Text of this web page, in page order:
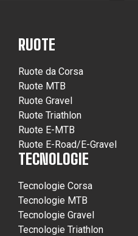
RUOTE
Ruote da Corsa
Ruote MTB
Ruote Gravel
Ruote Triathlon
Ruote E-MTB
Ruote E-Road/E-Gravel
TECNOLOGIE
Tecnologie Corsa
Tecnologie MTB
Tecnologie Gravel
Tecnologie Triathlon